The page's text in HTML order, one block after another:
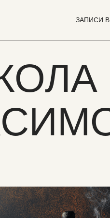
ЗАПИСИ